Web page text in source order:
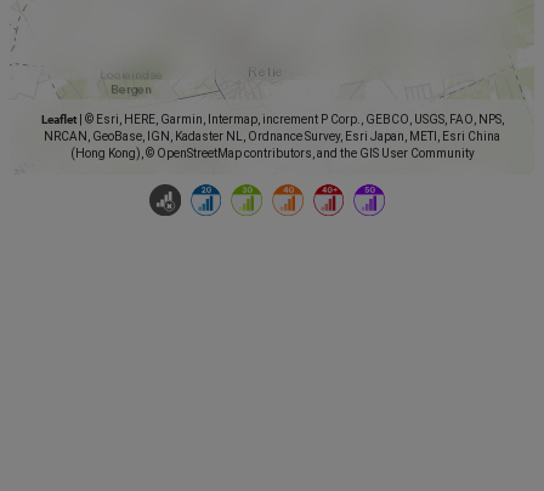
Leaflet
© Esri, HERE, Garmin, Intermap, increment P Corp., GEBCO, USGS, FAO, NPS,
NRCAN, GeoBase, IGN, Kadaster NL, Ordnance Survey, Esri Japan, METI, Esri China
(Hong Kong), © OpenStreetMap contributors, and the GIS User Community